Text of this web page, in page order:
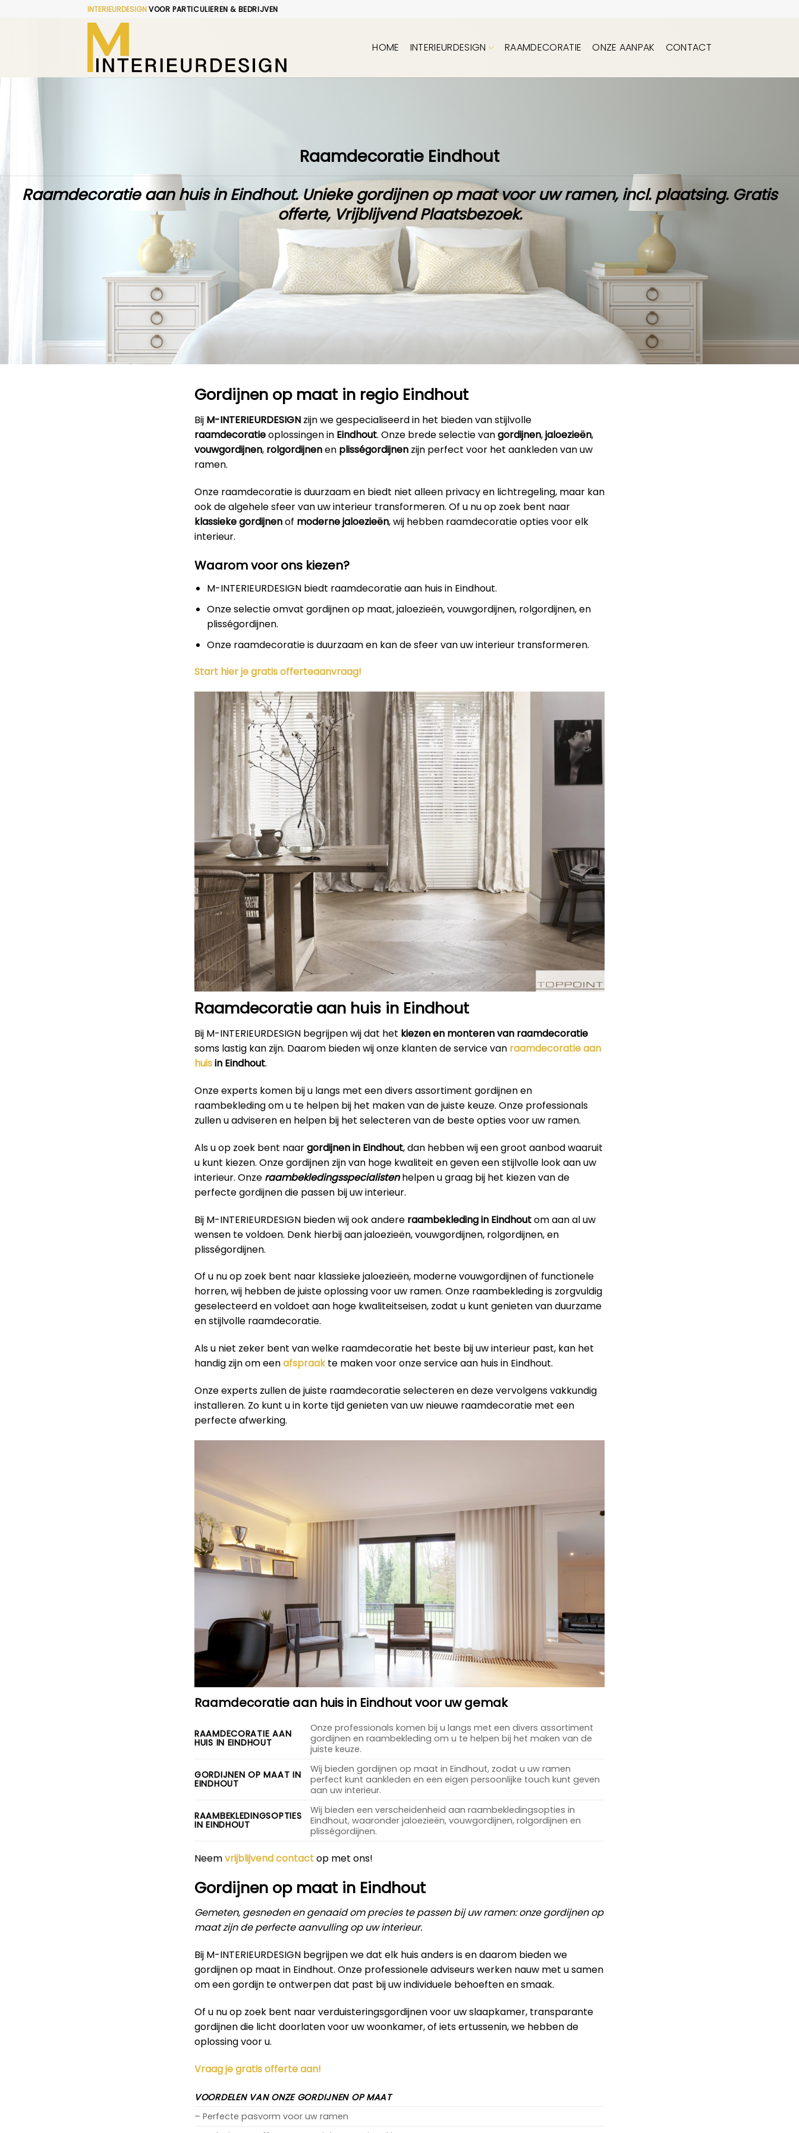
INTERIEURDESIGNVOOR PARTICULIEREN & BEDRIJVEN
HOME INTERIEURDESIGN RAAMDECORATIE ONZE AANPAK CONTACT
Raamdecoratie Eindhout
Raamdecoratie aan huis in Eindhout. Uniekegordijnen op maatvoor uw ramen,incl. plaatsing. Gratis
offerte, Vrijblijvend Plaatsbezoek.
Gordijnen op maat in regio Eindhout
Bij M-INTERIEURDESIGN zijn we gespecialiseerd in het bieden van stijlvolle
raamdecoratieoplossingen in Eindhout. Onze brede selectie vangordijnen,jaloezieën,
vouwgordijnen, rolgordijnenen plisségordijnen zijn perfect voor het aankleden van uw
ramen.
Onze raamdecoratie is duurzaam en biedt niet alleen privacy en lichtregeling, maar kan
ook de algehele sfeer van uw interieur transformeren. Of u nu op zoek bent naar
klassieke gordijnenof moderne jaloezieën, wij hebben raamdecoratie opties voor elk
interieur.
Waarom voor ons kiezen?
M-INTERIEURDESIGN biedt raamdecoratie aan huis in Eindhout.
Onze selectie omvat gordijnen op maat, jaloezieën, vouwgordijnen, rolgordijnen, en
plisségordijnen.
Onze raamdecoratie is duurzaam en kan de sfeer van uw interieur transformeren.
Start hier je gratis offerteaanvraag!
Raamdecoratie aan huis in Eindhout
Bij M-INTERIEURDESIGN begrijpen wij dat het kiezen en monteren van raamdecoratie
soms lastig kan zijn. Daarom bieden wij onze klanten de service van raamdecoratie aan
huisin Eindhout.
Onze experts komen bij u langs met een divers assortiment gordijnen en
raambekleding om u te helpen bij het maken van de juiste keuze. Onze professionals
zullen u adviseren en helpen bij het selecteren van de beste opties voor uw ramen.
Als u op zoek bent naargordijnen in Eindhout, dan hebben wij een groot aanbod waaruit
u kunt kiezen. Onze gordijnen zijn van hoge kwaliteit en geven een stijlvolle look aan uw
interieur. Onze raambekledingsspecialistenhelpen u graag bij het kiezen van de
perfecte gordijnen die passen bij uw interieur.
Bij M-INTERIEURDESIGN bieden wij ook andere raambekleding in Eindhoutom aan al uw
wensen te voldoen. Denk hierbij aan jaloezieën, vouwgordijnen, rolgordijnen, en
plisségordijnen.
Of u nu op zoek bent naar klassieke jaloezieën, moderne vouwgordijnen of functionele
horren, wij hebben de juiste oplossing voor uw ramen. Onze raambekleding is zorgvuldig
geselecteerd en voldoet aan hoge kwaliteitseisen, zodat u kunt genieten van duurzame
en stijlvolle raamdecoratie.
Als u niet zeker bent van welke raamdecoratie het beste bij uw interieur past, kan het
handig zijn om eenafspraakte maken voor onze service aan huis in Eindhout.
Onze experts zullen de juiste raamdecoratie selecteren en deze vervolgens vakkundig
installeren. Zo kunt u in korte tijd genieten van uw nieuwe raamdecoratie met een
perfecte afwerking.
Raamdecoratie aan huis in Eindhout voor uw gemak
RAAMDECORATIE AAN
HUIS IN EINDHOUT
Onze professionals komen bij u langs met een divers assortiment
gordijnen en raambekleding om u te helpen bij het maken van de
juiste keuze.
GORDIJNEN OP MAAT IN
EINDHOUT
Wij bieden gordijnen op maat in Eindhout, zodat u uw ramen
perfect kunt aankleden en een eigen persoonlijke touch kunt geven
aan uw interieur.
RAAMBEKLEDINGSOPTIES
IN EINDHOUT
Wij bieden een verscheidenheid aan raambekledingsopties in
Eindhout, waaronder jaloezieën, vouwgordijnen, rolgordijnen en
plisségordijnen.
Neemvrijblijvend contactop met ons!
Gordijnen op maat in Eindhout
Gemeten, gesneden en genaaid om precies te passen bij uw ramen: onze gordijnen op
maat zijn de perfecte aanvulling op uw interieur.
Bij M-INTERIEURDESIGN begrijpen we dat elk huis anders is en daarom bieden we
gordijnen op maat in Eindhout. Onze professionele adviseurs werken nauw met u samen
om een gordijn te ontwerpen dat past bij uw individuele behoeften en smaak.
Of u nu op zoek bent naar verduisteringsgordijnen voor uw slaapkamer, transparante
gordijnen die licht doorlaten voor uw woonkamer, of iets ertussenin, we hebben de
oplossing voor u.
Vraag je gratis offerte aan!
VOORDELEN VAN ONZE GORDIJNEN OP MAAT
– Perfecte pasvorm voor uw ramen